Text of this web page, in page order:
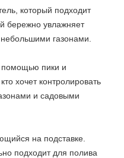
который подходит
бережно увлажняет
газонами.
помощью пики и
хочет контролировать
и садовыми
на подставке.
подходит для полива